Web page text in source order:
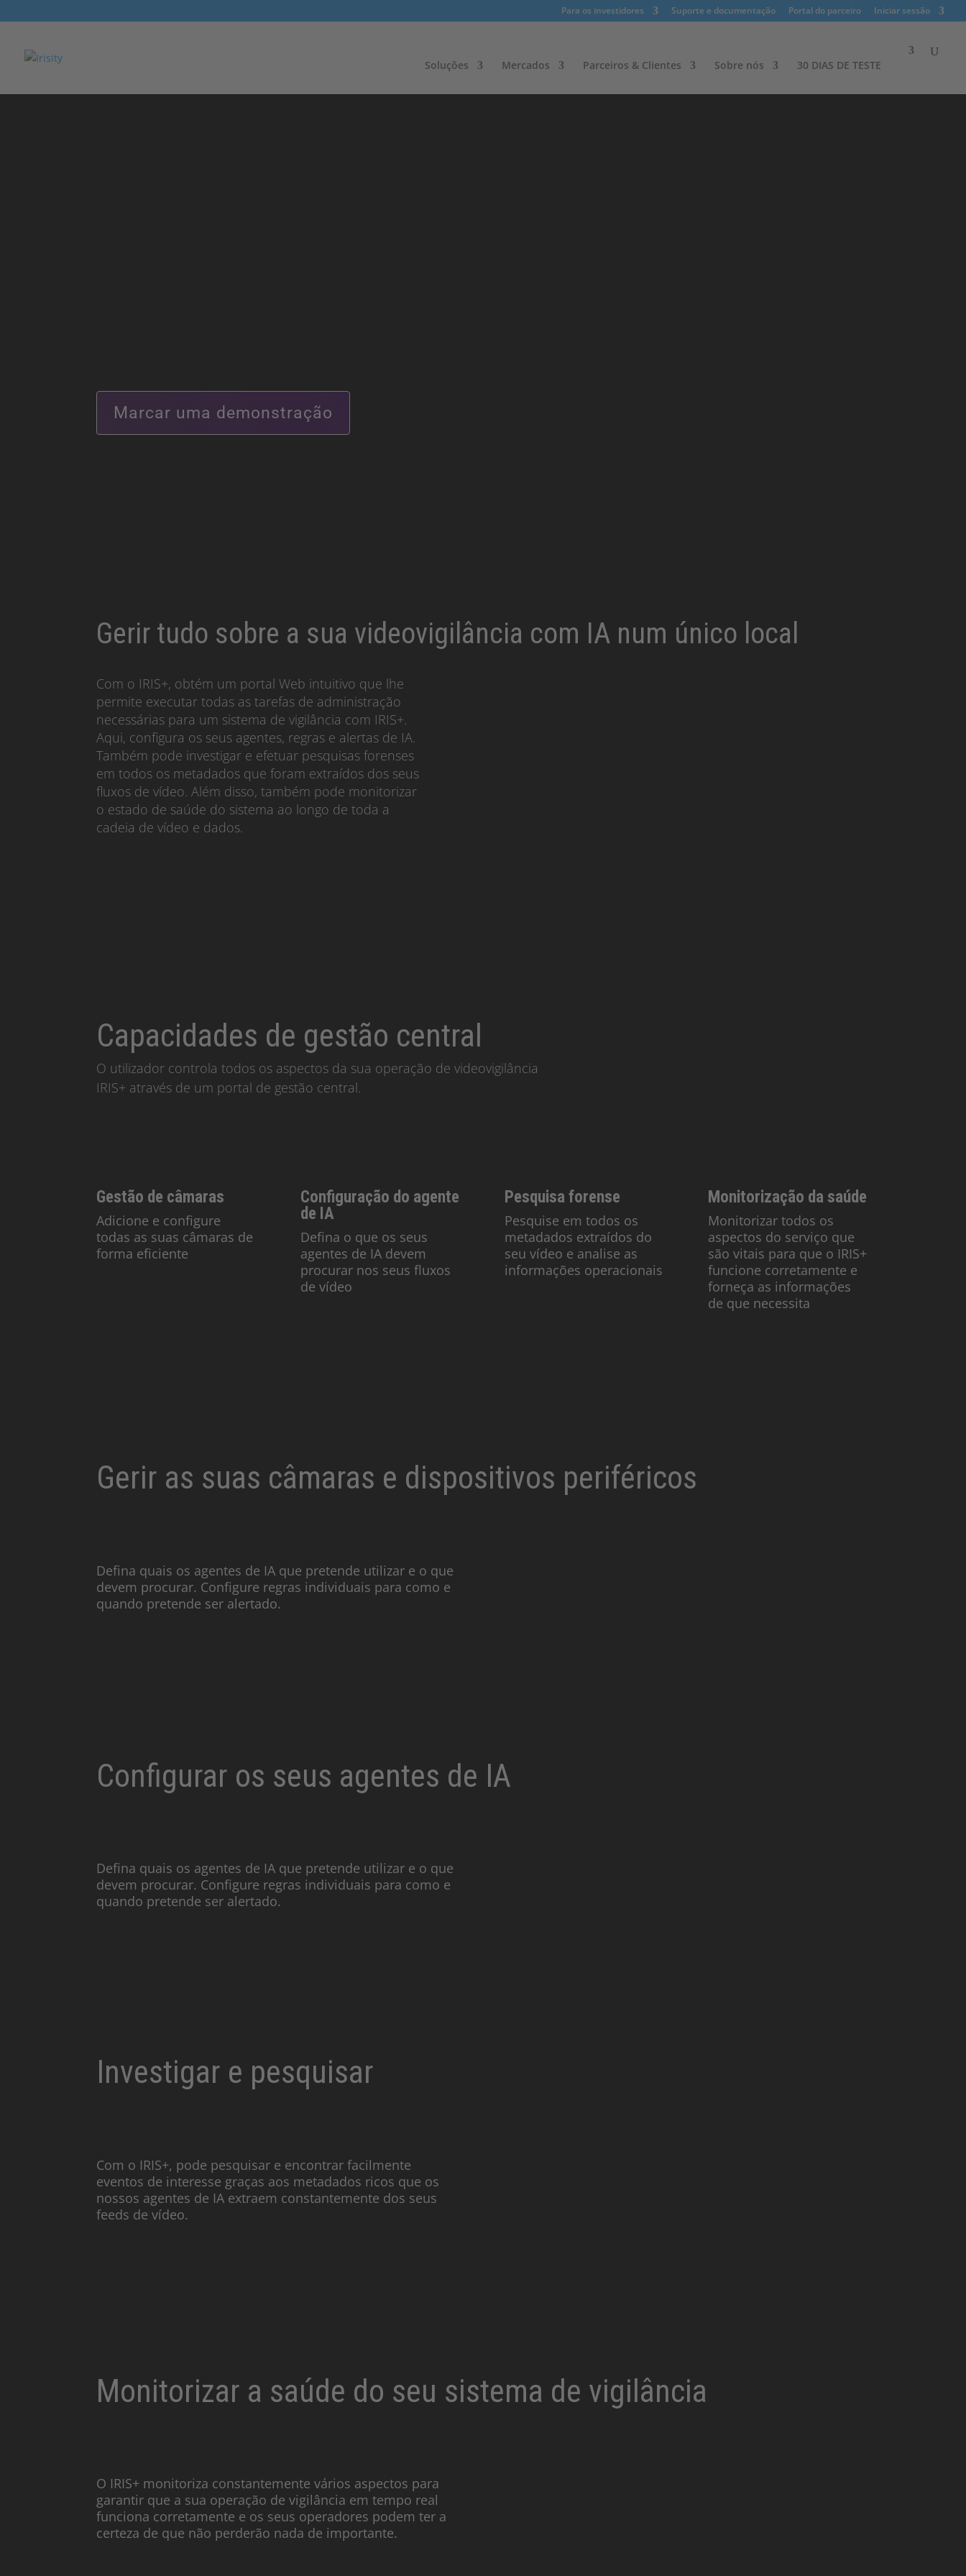
Para os investidores Suporte e documentação Portal do parceiro Iniciar sessão
Soluções Mercados Parceiros & Clientes​ Sobre nós 30 DIAS DE TESTE
Marcar uma demonstração
Gerir tudo sobre a sua videovigilância com IA num único local
Com o IRIS+, obtém um portal Web intuitivo que lhe
permite executar todas as tarefas de administração
necessárias para um sistema de vigilância com IRIS+.
Aqui, configura os seus agentes, regras e alertas de IA.
Também pode investigar e efetuar pesquisas forenses
em todos os metadados que foram extraídos dos seus
fluxos de vídeo. Além disso, também pode monitorizar
o estado de saúde do sistema ao longo de toda a
cadeia de vídeo e dados.
Capacidades de gestão central
O utilizador controla todos os aspectos da sua operação de videovigilância
IRIS+ através de um portal de gestão central.
Gestão de câmaras
Adicione e configure
todas as suas câmaras de
forma eficiente
Configuração do agente
de IA
Defina o que os seus
agentes de IA devem
procurar nos seus fluxos
de vídeo
Pesquisa forense
Pesquise em todos os
metadados extraídos do
seu vídeo e analise as
informações operacionais
Monitorização da saúde
Monitorizar todos os
aspectos do serviço que
são vitais para que o IRIS+
funcione corretamente e
forneça as informações
de que necessita
Gerir as suas câmaras e dispositivos periféricos
Defina quais os agentes de IA que pretende utilizar e o que
devem procurar. Configure regras individuais para como e
quando pretende ser alertado.
Configurar os seus agentes de IA
Defina quais os agentes de IA que pretende utilizar e o que
devem procurar. Configure regras individuais para como e
quando pretende ser alertado.
Investigar e pesquisar
Com o IRIS+, pode pesquisar e encontrar facilmente
eventos de interesse graças aos metadados ricos que os
nossos agentes de IA extraem constantemente dos seus
feeds de vídeo.
Monitorizar a saúde do seu sistema de vigilância
O IRIS+ monitoriza constantemente vários aspectos para
garantir que a sua operação de vigilância em tempo real
funciona corretamente e os seus operadores podem ter a
certeza de que não perderão nada de importante.